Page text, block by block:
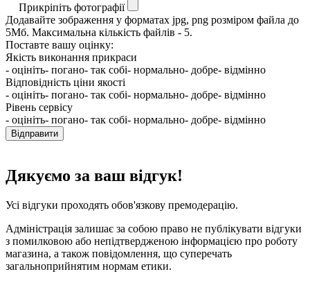
Прикріпіть фотографії
Додавайте зображення у форматах jpg, png розміром файла до
5Мб. Максимальна кількість файлів - 5.
Поставте вашу оцінку:
Якість виконання прикраси
- оцініть- погано- так собі- нормально- добре- відмінно
Відповідність ціни якості
- оцініть- погано- так собі- нормально- добре- відмінно
Рівень сервісу
- оцініть- погано- так собі- нормально- добре- відмінно
Відправити
Дякуємо за ваш відгук!
Усі відгуки проходять обов'язкову премодерацію.
Адміністрація залишає за собою право не публікувати відгуки
з помилковою або непідтвердженою інформацією про роботу
магазина, а також повідомлення, що суперечать
загальноприйнятим нормам етики.